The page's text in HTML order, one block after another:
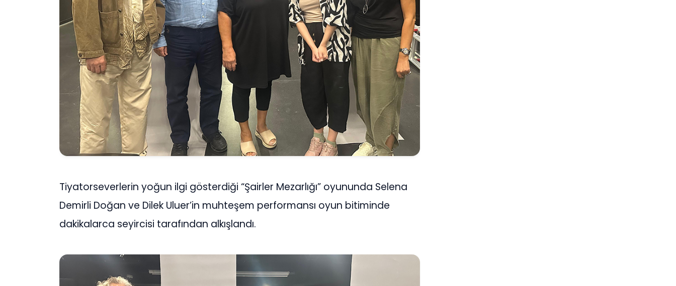
Tiyatorseverlerin yoğun ilgi gösterdiği “Şairler Mezarlığı” oyununda Selena
Demirli Doğan ve Dilek Uluer’in muhteşem performansı oyun bitiminde
dakikalarca seyircisi tarafından alkışlandı.